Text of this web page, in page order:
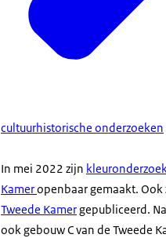
cultuurhistorische onderzoeken
In mei 2022 zijn
Kameropenbaar gemaakt. Ook
Tweede Kamergepubliceerd.
ook gebouw C van de Tweede